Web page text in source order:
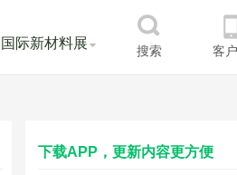
国际新材料展 搜索 客
下载APP，更新内容更方便